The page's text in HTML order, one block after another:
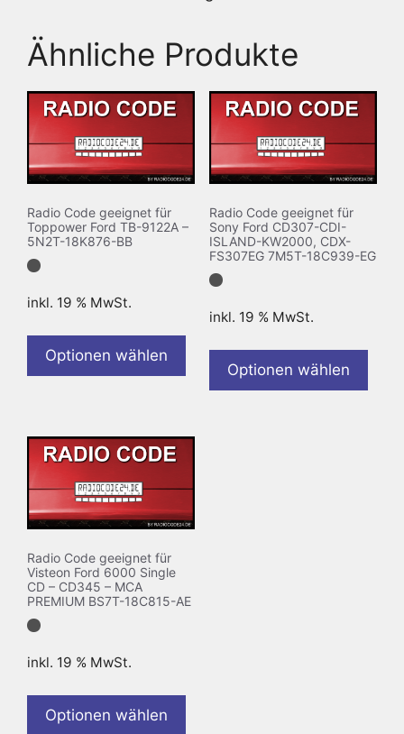
Ähnliche Produkte
Radio Code geeignet für
Toppower Ford TB-9122A –
5N2T-18K876-BB
inkl. 19 % MwSt.
Optionen wählen
Radio Code geeignet für
Sony Ford CD307-CDI-
ISLAND-KW2000, CDX-
FS307EG 7M5T-18C939-EG
inkl. 19 % MwSt.
Optionen wählen
Radio Code geeignet für
Visteon Ford 6000 Single
CD – CD345 – MCA
PREMIUM BS7T-18C815-AE
inkl. 19 % MwSt.
Optionen wählen